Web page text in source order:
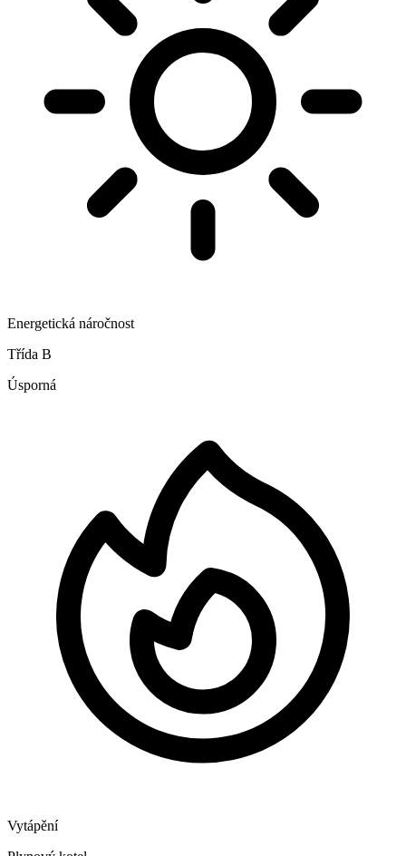
Energetická náročnost
Třída B
Úsporná
Vytápění